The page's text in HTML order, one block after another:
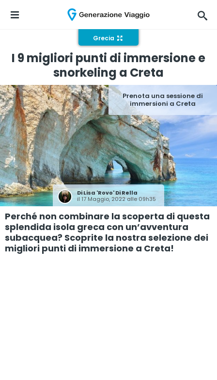
Grecia
I 9 migliori punti di immersione e
snorkeling a Creta
DiLisa 'Rovo' Di Rella
il 17 Maggio, 2022 alle 09h35
Prenota una sessione di
immersioni a Creta
Perché non combinare la scoperta di questa
splendida isola greca con un’avventura
subacquea? Scoprite la nostra selezione dei
migliori punti di immersione a Creta!